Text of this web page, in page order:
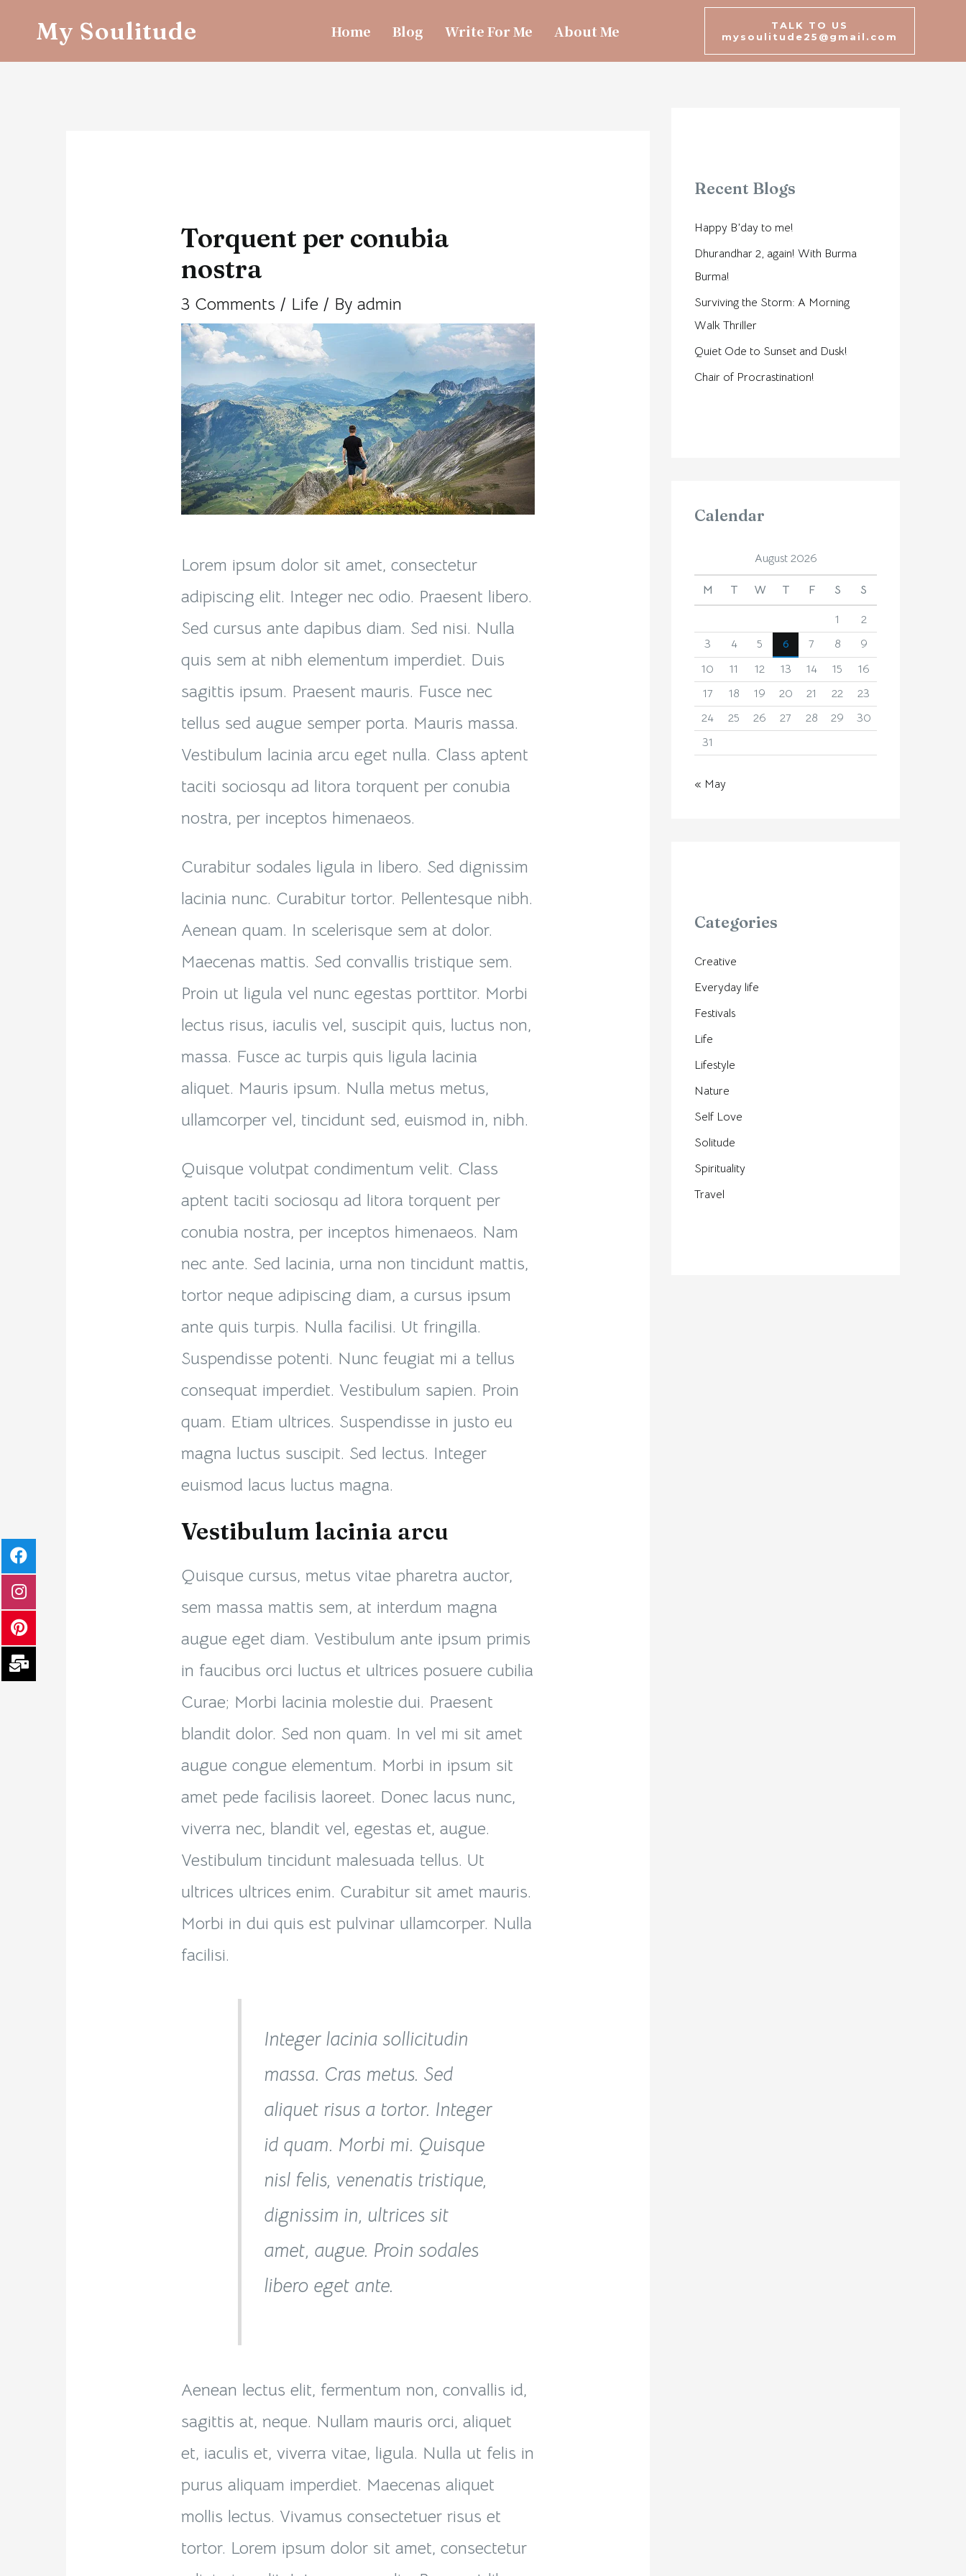
My Soulitude Home Blog Write For Me About Me
TALK TO US
mysoulitude25@gmail.com
Torquent per conubia
nostra
3 Comments / Life / Byadmin
Lorem ipsum dolor sit amet, consectetur
adipiscing elit. Integer nec odio. Praesent libero.
Sed cursus ante dapibus diam. Sed nisi. Nulla
quis sem at nibh elementum imperdiet. Duis
sagittis ipsum. Praesent mauris. Fusce nec
tellus sed augue semper porta. Mauris massa.
Vestibulum lacinia arcu eget nulla. Class aptent
taciti sociosqu ad litora torquent per conubia
nostra, per inceptos himenaeos.
Curabitur sodales ligula in libero. Sed dignissim
lacinia nunc. Curabitur tortor. Pellentesque nibh.
Aenean quam. In scelerisque sem at dolor.
Maecenas mattis. Sed convallis tristique sem.
Proin ut ligula vel nunc egestas porttitor. Morbi
lectus risus, iaculis vel, suscipit quis, luctus non,
massa. Fusce ac turpis quis ligula lacinia
aliquet. Mauris ipsum. Nulla metus metus,
ullamcorper vel, tincidunt sed, euismod in, nibh.
Quisque volutpat condimentum velit. Class
aptent taciti sociosqu ad litora torquent per
conubia nostra, per inceptos himenaeos. Nam
nec ante. Sed lacinia, urna non tincidunt mattis,
tortor neque adipiscing diam, a cursus ipsum
ante quis turpis. Nulla facilisi. Ut fringilla.
Suspendisse potenti. Nunc feugiat mi a tellus
consequat imperdiet. Vestibulum sapien. Proin
quam. Etiam ultrices. Suspendisse in justo eu
magna luctus suscipit. Sed lectus. Integer
euismod lacus luctus magna.
Vestibulum lacinia arcu
Quisque cursus, metus vitae pharetra auctor,
sem massa mattis sem, at interdum magna
augue eget diam. Vestibulum ante ipsum primis
in faucibus orci luctus et ultrices posuere cubilia
Curae; Morbi lacinia molestie dui. Praesent
blandit dolor. Sed non quam. In vel mi sit amet
augue congue elementum. Morbi in ipsum sit
amet pede facilisis laoreet. Donec lacus nunc,
viverra nec, blandit vel, egestas et, augue.
Vestibulum tincidunt malesuada tellus. Ut
ultrices ultrices enim. Curabitur sit amet mauris.
Morbi in dui quis est pulvinar ullamcorper. Nulla
facilisi.
Integer lacinia sollicitudin
massa. Cras metus. Sed
aliquet risus a tortor. Integer
id quam. Morbi mi. Quisque
nisl felis, venenatis tristique,
dignissim in, ultrices sit
amet, augue. Proin sodales
libero eget ante.
Aenean lectus elit, fermentum non, convallis id,
sagittis at, neque. Nullam mauris orci, aliquet
et, iaculis et, viverra vitae, ligula. Nulla ut felis in
purus aliquam imperdiet. Maecenas aliquet
mollis lectus. Vivamus consectetuer risus et
tortor. Lorem ipsum dolor sit amet, consectetur
Recent Blogs
Happy B’day to me!
Dhurandhar 2, again! With Burma
Burma!
Surviving the Storm: A Morning
Walk Thriller
Quiet Ode to Sunset and Dusk!
Chair of Procrastination!
Calendar
August 2026
M T W T F S S
1
2
3
4 5 6 7 8
9
10
11 12 13 14 15
16
17
18 19 20 21 22
23
24
25 26 27 28 29
30
31
« May
Categories
Creative
Everyday life
Festivals
Life
Lifestyle
Nature
Self Love
Solitude
Spirituality
Travel